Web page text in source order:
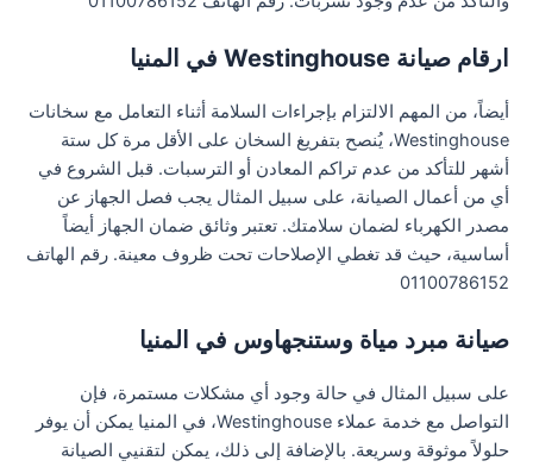
ارقام صيانة Westinghouse في المنيا
أيضاً، من المهم الالتزام بإجراءات السلامة أثناء التعامل مع سخانات
Westinghouse، يُنصح بتفريغ السخان على الأقل مرة كل ستة
أشهر للتأكد من عدم تراكم المعادن أو الترسبات. قبل الشروع في
أي من أعمال الصيانة، على سبيل المثال يجب فصل الجهاز عن
مصدر الكهرباء لضمان سلامتك. تعتبر وثائق ضمان الجهاز أيضاً
أساسية، حيث قد تغطي الإصلاحات تحت ظروف معينة. رقم الهاتف
01100786152
صيانة مبرد مياة وستنجهاوس في المنيا
على سبيل المثال في حالة وجود أي مشكلات مستمرة، فإن
التواصل مع خدمة عملاء Westinghouse، في المنيا يمكن أن يوفر
حلولاً موثوقة وسريعة. بالإضافة إلى ذلك، يمكن لتقنيي الصيانة